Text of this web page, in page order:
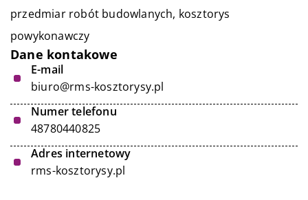
przedmiar robót budowlanych, kosztorys
powykonawczy
Dane kontakowe
E-mail
biuro@rms-kosztorysy.pl
Numer telefonu
48780440825
Adres internetowy
rms-kosztorysy.pl